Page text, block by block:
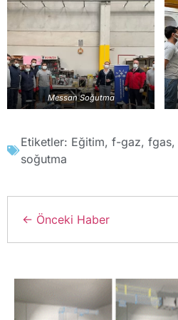
Messan Soğutma
Etiketler: Eğitim, f-gaz, fgas,
soğutma
← Önceki Haber